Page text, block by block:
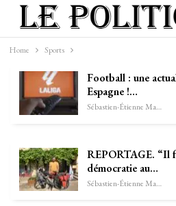
Home Sports
Football : une
Espagne !…
Sébastien-Étienne Marechal
REPORTAGE. “Il
démocratie au…
Sébastien-Étienne Marechal